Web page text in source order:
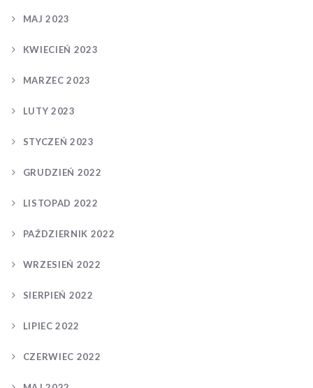
MAJ 2023
KWIECIEŃ 2023
MARZEC 2023
LUTY 2023
STYCZEŃ 2023
GRUDZIEŃ 2022
LISTOPAD 2022
PAŹDZIERNIK 2022
WRZESIEŃ 2022
SIERPIEŃ 2022
LIPIEC 2022
CZERWIEC 2022